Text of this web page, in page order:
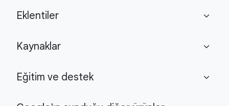
Eklentiler expand_more
Kaynaklar expand_more
Eğitim ve destek expand_more